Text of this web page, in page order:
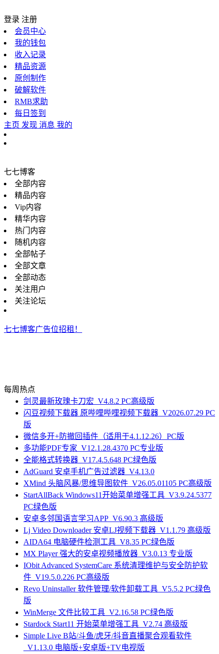
登录 注册
会员中心
我的钱包
收入记录
精品资源
原创制作
破解软件
RMB求助
每日签到
主页 发现 消息 我的
七七博客
全部内容
精品内容
Vip内容
精华内容
热门内容
随机内容
全部帖子
全部文章
全部动态
关注用户
关注论坛
七七博客广告位招租！
每周热点
剑灵最新玫瑰卡刀宏_V4.8.2 PC高级版
闪豆视频下载器 原哔哩哔哩视频下载器_V2026.07.29 PC
版
微信多开+防撤回插件（适用于4.1.12.26）PC版
多功能PDF专家_V12.1.28.4370 PC专业版
全能格式转换器_V17.4.5.648 PC绿色版
AdGuard 安卓手机广告过滤器_V4.13.0
XMind 头脑风暴/思维导图软件_V26.05.01105 PC高级版
StartAllBack Windows11开始菜单增强工具_V3.9.24.5377
PC绿色版
安卓多邻国语言学习APP_V6.90.3 高级版
Lj Video Downloader 安卓LJ视频下载器_V1.1.79 高级版
AIDA64 电脑硬件检测工具_V8.35 PC绿色版
MX Player 强大的安卓视频播放器_V3.0.13 专业版
IObit Advanced SystemCare 系统清理维护与安全防护软
件_V19.5.0.226 PC高级版
Revo Uninstaller 软件管理/软件卸载工具_V5.5.2 PC绿色
版
WinMerge 文件比较工具_V2.16.58 PC绿色版
Stardock Start11 开始菜单增强工具_V2.74 高级版
Simple Live B站/斗鱼/虎牙/抖音直播聚合观看软件
_V1.13.0 电脑版+安卓版+TV电视版